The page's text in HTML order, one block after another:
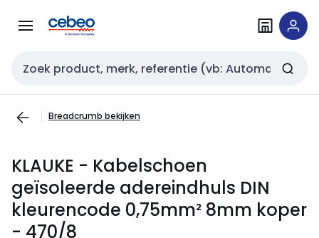
naar
naar
Zoekveld invoer
Breadcrumb bekijken
KLAUKE - Kabelschoen
geïsoleerde adereindhuls DIN
kleurencode 0,75mm² 8mm koper
- 470/8